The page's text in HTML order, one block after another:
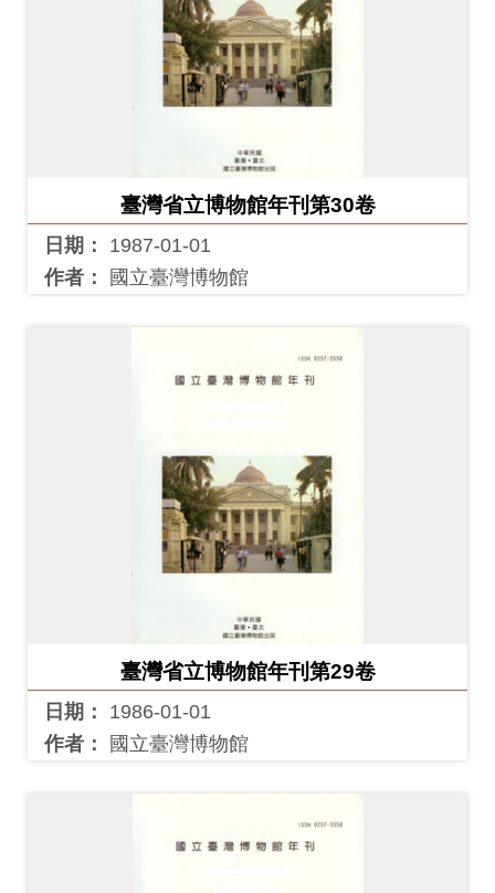
臺灣省立博物館年刊第30卷
日期：
1987-01-01
作者：
國立臺灣博物館
臺灣省立博物館年刊第29卷
日期：
1986-01-01
作者：
國立臺灣博物館